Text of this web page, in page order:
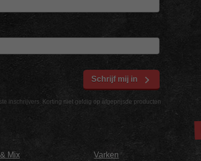
inschrijvers. Korting niet geldig op afgeprijsde producten
Schrijf mij in
Mix
Varken